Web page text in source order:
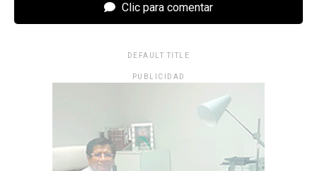
Clic para comentar
DEFAULT TITLE
PUBLICIDAD